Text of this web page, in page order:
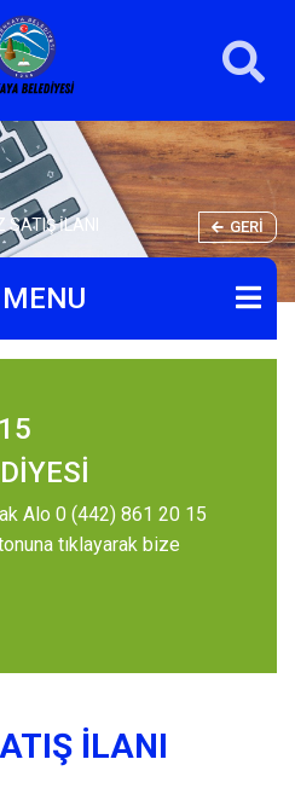
İLANI GERI
Alo 0 (442) 861 20 15
tıklayarak bize
İLANI